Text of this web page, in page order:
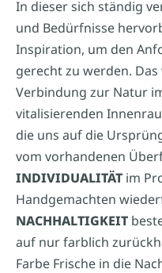
In dieser sich ständig
und Bedürfnisse
Inspiration, um den
gerecht zu werden.
Verbindung zur Natur
vitalisierenden
die uns auf die
vom vorhandenen
INDIVIDUALITÄT im
Handgemachten
NACHHALTIGKEIT
auf nur farblich
Farbe Frische in die